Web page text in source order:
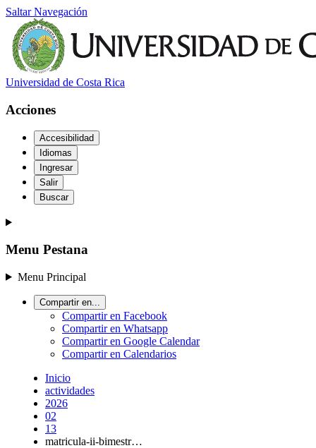
Saltar Navegación
Universidad de Costa Rica
Acciones
Accesibilidad
Idiomas
Ingresar
Salir
Buscar
Menu Pestana
Menu Principal
Compartir en...
Compartir en Facebook
Compartir en Whatsapp
Compartir en Google Calendar
Compartir en Calendarios
Inicio
actividades
2026
02
13
matricula-ii-bimestr…